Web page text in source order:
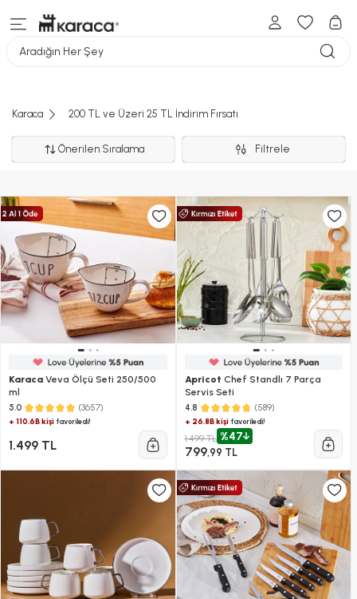
Aradığın Her Şey
Karaca 200 TL ve Üzeri 25 TL İndirim Fırsatı
Önerilen Sıralama Filtrele
Karaca Veva Ölçü Seti 250/500
ml
5.0 (3657)
+ 110.6B kişi favoriledi!
1.499 TL
Apricot Chef Standlı 7 Parça
Servis Seti
4.8 (589)
+ 26.8B kişifavoriledi!
1.499 TL %47
799,99 TL